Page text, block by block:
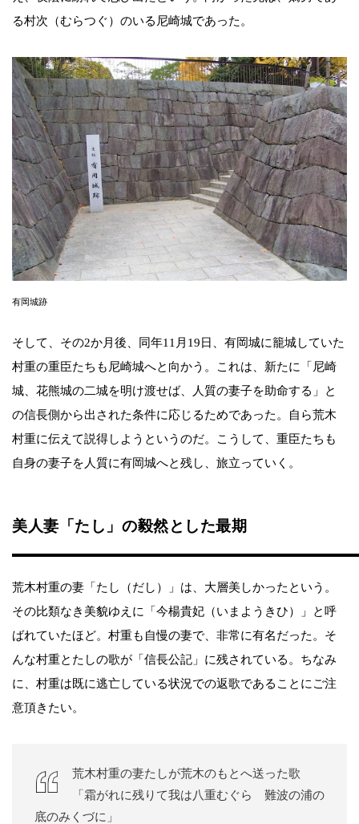
る村次（むらつぐ）のいる尼崎城であった。
有岡城跡
そして、その2か月後、同年11月19日、有岡城に籠城していた
村重の重臣たちも尼崎城へと向かう。これは、新たに「尼崎
城、花熊城の二城を明け渡せば、人質の妻子を助命する」と
の信長側から出された条件に応じるためであった。自ら荒木
村重に伝えて説得しようというのだ。こうして、重臣たちも
自身の妻子を人質に有岡城へと残し、旅立っていく。
美人妻「たし」の毅然とした最期
荒木村重の妻「たし（だし）」は、大層美しかったという。
その比類なき美貌ゆえに「今楊貴妃（いまようきひ）」と呼
ばれていたほど。村重も自慢の妻で、非常に有名だった。そ
んな村重とたしの歌が「信長公記」に残されている。ちなみ
に、村重は既に逃亡している状況での返歌であることにご注
意頂きたい。
荒木村重の妻たしが荒木のもとへ送った歌
「霜がれに残りて我は八重むぐら 難波の浦の
底のみくづに」